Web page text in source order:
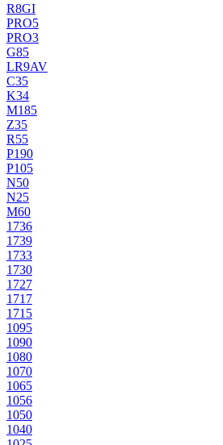
R8GI
PRO5
PRO3
G85
LR9AV
C35
K34
M185
Z35
R55
P190
P105
N50
N25
M60
1736
1739
1733
1730
1727
1717
1715
1095
1090
1080
1070
1065
1056
1050
1040